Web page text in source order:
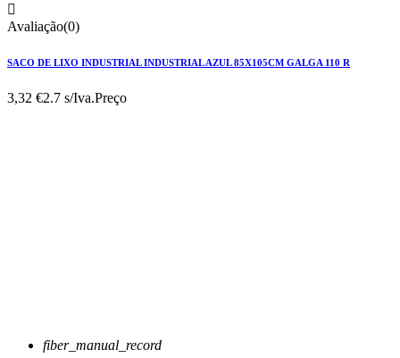

Avaliação(0)
SACO DE LIXO INDUSTRIAL INDUSTRIAL AZUL 85X105CM GALGA 110 R
3,32 €2.7 s/Iva.Preço
fiber_manual_record